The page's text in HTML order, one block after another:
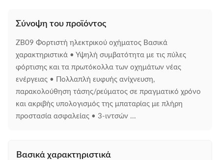
Σύνοψη του προϊόντος
ZB09 Φορτιστή ηλεκτρικού οχήματος Βασικά
χαρακτηριστικά • Υψηλή συμβατότητα με τις πύλες
φόρτισης και τα πρωτόκολλα των οχημάτων νέας
ενέργειας • Πολλαπλή ευφυής ανίχνευση,
παρακολούθηση τάσης/ρεύματος σε πραγματικό χρόνο
και ακριβής υπολογισμός της μπαταρίας με πλήρη
προστασία ασφαλείας • 3-ιντσών ...
Βασικά χαρακτηριστικά